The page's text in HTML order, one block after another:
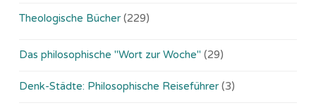
Theologische Bücher (229)
Das philosophische "Wort zur Woche" (29)
Denk-Städte: Philosophische Reiseführer (3)